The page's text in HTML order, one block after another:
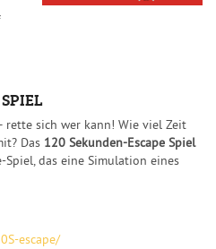
rette sich wer kann! Wie viel Zeit
Das 120 Sekunden-Escape Spiel
das eine Simulation eines
escape/